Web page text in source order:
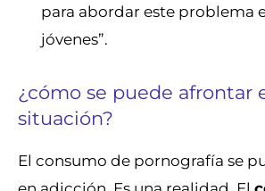
para abordar este problema
jóvenes”.
¿cómo se puede afrontar
situación?
El consumo de pornografía se